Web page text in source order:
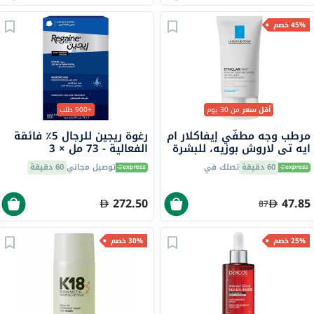
45% خصم
أقل سعرمن 30 يوم
مرطب وجه مطفّي إيفاكلار ام
ايه تي لاروش بوزيه، للبشرة
الدهنية - 40 مل
60 دقيقة تصلك في
47.85
87
+900 طلب
رغوة ريجين للرجال 5٪ فائقة
الفعالية - 73 مل × 3
توصيل مجاني60 دقيقة
272.50
25% خصم 30% خصم